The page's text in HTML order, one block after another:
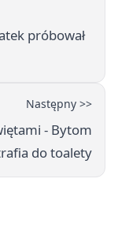
próbował
Następny >>
- Bytom
do toalety